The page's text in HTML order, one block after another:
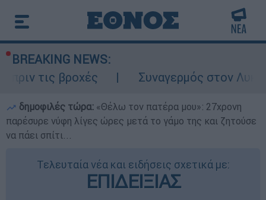
BREAKING NEWS:
Συναγερμός στον Λυκαβηττό:
δημοφιλές τώρα: «Θέλω τον πατέρα μου»: 27χρονη
παρέσυρε νύφη λίγες ώρες μετά το γάμο της και ζητούσε
να πάει σπίτι...
Τελευταία νέα και ειδήσεις σχετικά με:
ΕΠΙΔΕΙΞΙΑΣ